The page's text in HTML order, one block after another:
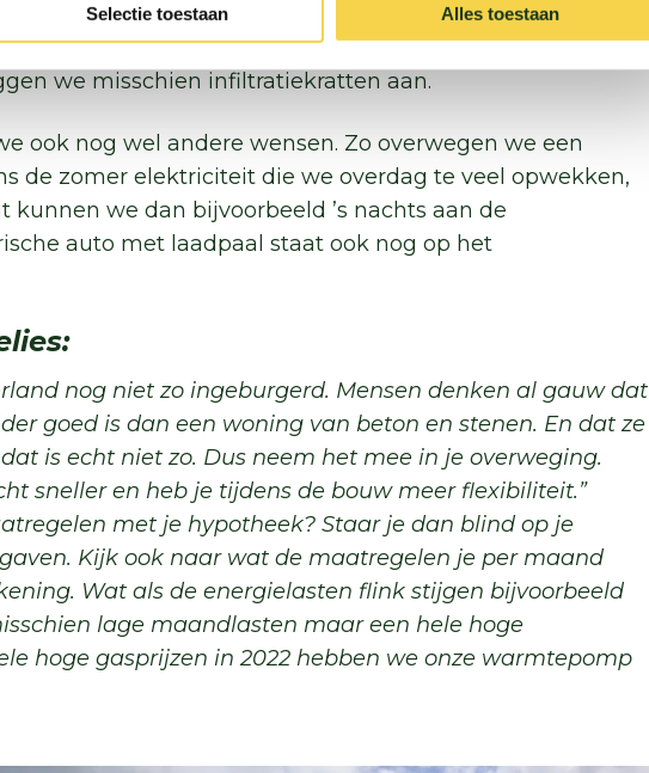
Selectie toestaan Alles toestaan
een goot de achtertuin in. Zo gaat het regenwater niet
we het gebruiken voor de bloemen en planten. Als
we misschien infiltratiekratten aan.
ook nog wel andere wensen. Zo overwegen we een
de zomer elektriciteit die we overdag te veel opwekken,
kunnen we dan bijvoorbeeld ’s nachts aan de
auto met laadpaal staat ook nog op het
nog niet zo ingeburgerd. Mensen denken al gauw dat
goed is dan een woning van beton en stenen. En dat ze
is echt niet zo. Dus neem het mee in je overweging.
sneller en heb je tijdens de bouw meer flexibiliteit.”
met je hypotheek? Staar je dan blind op je
Kijk ook naar wat de maatregelen je per maand
Wat als de energielasten flink stijgen bijvoorbeeld
lage maandlasten maar een hele hoge
hoge gasprijzen in 2022 hebben we onze warmtepomp